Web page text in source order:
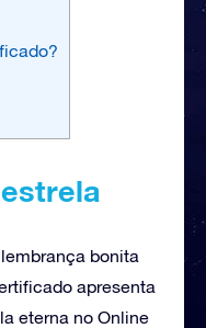
bonita
apresenta
eterna no Online